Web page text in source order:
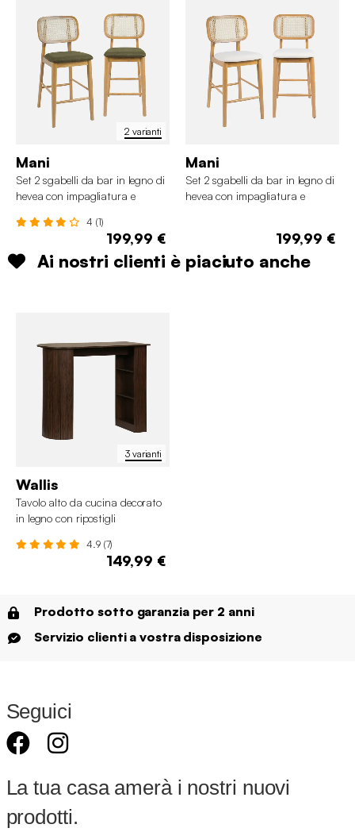
2 varianti
Mani
Set 2 sgabelli da bar in legno di
hevea con impagliatura e
4 (1)
199,99 €
Mani
Set 2 sgabelli da bar in legno di
hevea con impagliatura e
199,99 €
Ai nostri clienti è piaciuto anche
3 varianti
Wallis
Tavolo alto da cucina decorato
in legno con ripostigli
4.9 (7)
149,99 €
Prodotto sotto garanzia per 2 anni
Servizio clienti a vostra disposizione
Seguici
La tua casa amerà i nostri nuovi
prodotti.